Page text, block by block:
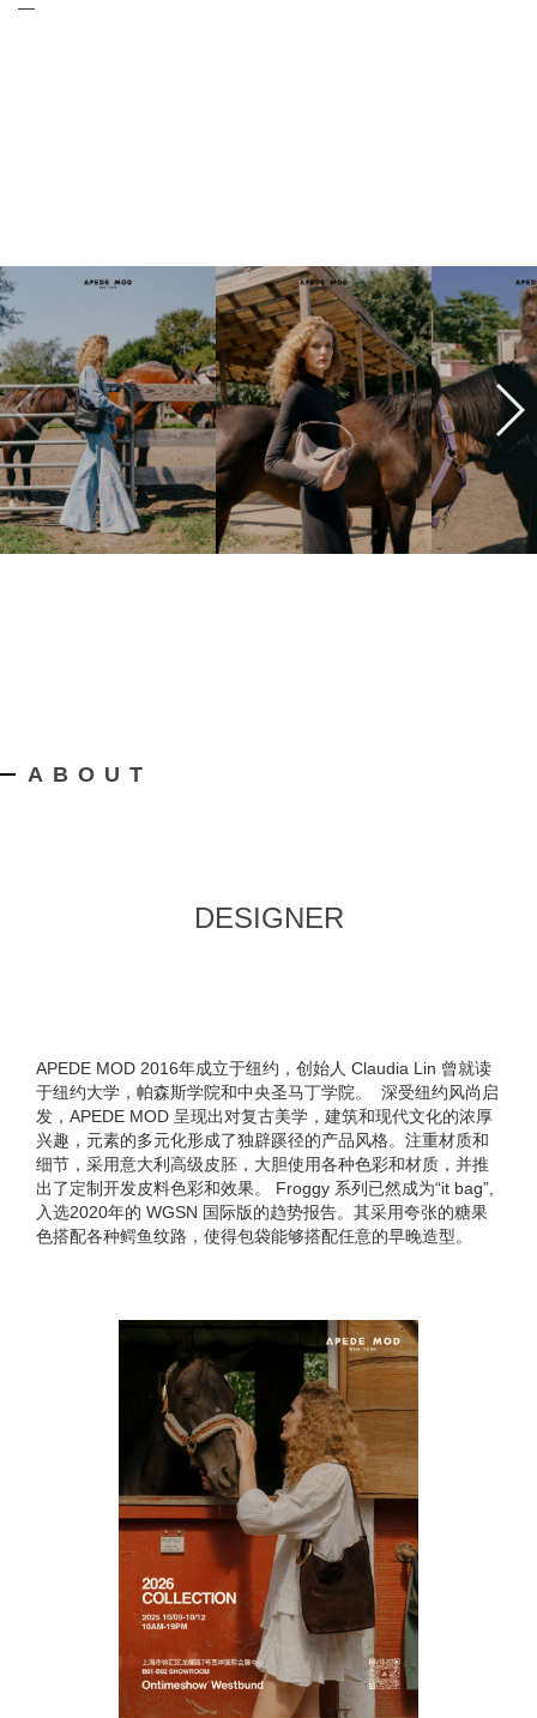
—
ABOUT
DESIGNER
APEDE MOD 2016年成立于纽约，创始人 Claudia Lin 曾就读
于纽约大学，帕森斯学院和中央圣马丁学院。 深受纽约风尚启
发，APEDE MOD 呈现出对复古美学，建筑和现代文化的浓厚
兴趣，元素的多元化形成了独辟蹊径的产品风格。注重材质和
细节，采用意大利高级皮胚，大胆使用各种色彩和材质，并推
出了定制开发皮料色彩和效果。 Froggy 系列已然成为“it bag”,
入选2020年的 WGSN 国际版的趋势报告。其采用夸张的糖果
色搭配各种鳄鱼纹路，使得包袋能够搭配任意的早晚造型。